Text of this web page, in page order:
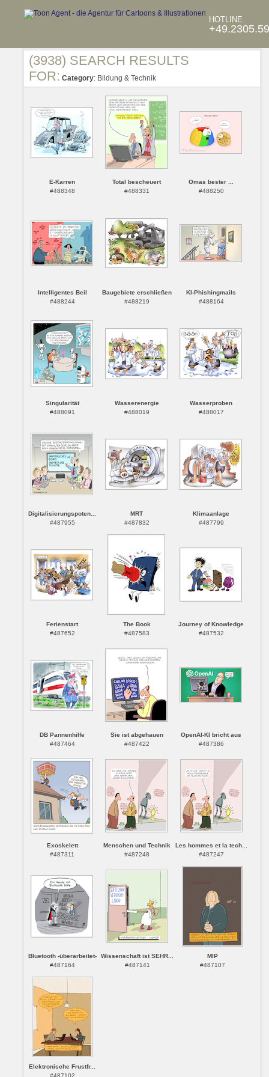
HOTLINE
(3938) SEARCH RESULTS
FOR: Category: Bildung & Technik
E-Karren
#488348
Total bescheuert
#488331
Omas bester ...
#488250
Intelligentes Beil
#488244
Baugebiete erschließen
#488219
KI-Phishingmails
#488164
Singularität
#488091
Wasserenergie
#488019
Wasserproben
#488017
Digitalisierungspoten...
#487955
MRT
#487832
Klimaanlage
#487799
Ferienstart
#487652
The Book
#487583
Journey of Knowledge
#487532
DB Pannenhilfe
#487464
Sie ist abgehauen
#487422
OpenAI-KI bricht aus
#487386
Exoskelett
#487311
Menschen und Technik
#487248
Les hommes et la tech...
#487247
Bluetooth -überarbeitet-
#487164
Wissenschaft ist SEHR...
#487141
MlP
#487107
Elektronische Frustfr...
#487102